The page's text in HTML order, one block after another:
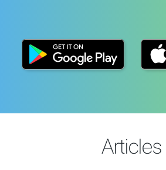
Articles